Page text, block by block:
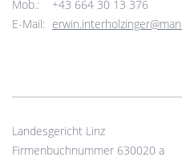
Mob.:
+43 664 30 13 376
E-Mail:
Landesgericht Linz
Firmenbuchnummer 630020 a